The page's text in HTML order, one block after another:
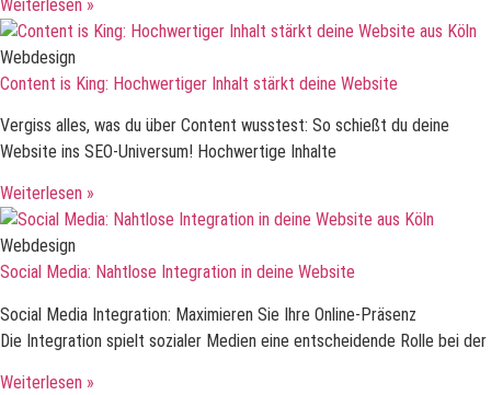
Weiterlesen »
Webdesign
Content is King: Hochwertiger Inhalt stärkt deine Website
Vergiss alles, was du über Content wusstest: So schießt du deine
Website ins SEO-Universum! Hochwertige Inhalte
Weiterlesen »
Webdesign
Social Media: Nahtlose Integration in deine Website
Social Media Integration: Maximieren Sie Ihre Online-Präsenz
Die Integration spielt sozialer Medien eine entscheidende Rolle bei der
Weiterlesen »